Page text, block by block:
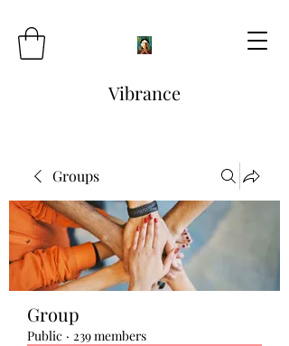
Vibrance
Groups
Group
Public · 239 members